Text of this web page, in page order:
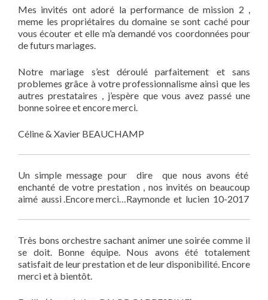
Mes invités ont adoré la performance de mission 2 ,
meme les propriétaires du domaine se sont caché pour
vous écouter et elle m’a demandé vos coordonnées pour
de futurs mariages.
Notre mariage s’est déroulé parfaitement et sans
problemes grâce à votre professionnalisme ainsi que les
autres prestataires , j’espère que vous avez passé une
bonne soiree et encore merci.
Céline & Xavier BEAUCHAMP
Un simple message pour dire que nous avons été
enchanté de votre prestation , nos invités on beaucoup
aimé aussi .Encore merci…Raymonde et lucien 10-2017
Très bons orchestre sachant animer une soirée comme il
se doit. Bonne équipe. Nous avons été totalement
satisfait de leur prestation et de leur disponibilité. Encore
merci et à bientôt.